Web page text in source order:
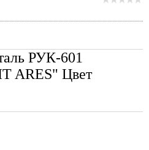
РУК-601
ARES" Цвет